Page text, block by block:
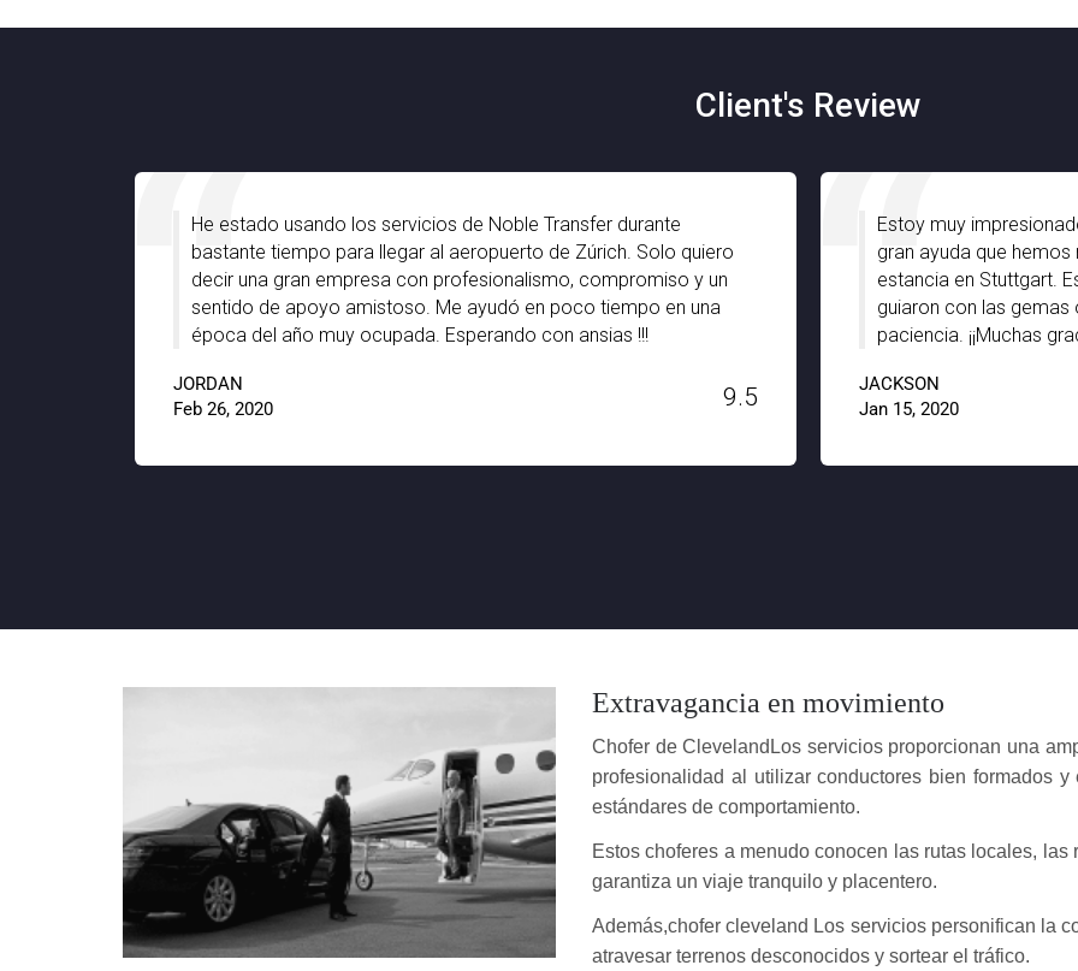
Client's Review
He estado usando los servicios de Noble Transfer durante
bastante tiempo para llegar al aeropuerto de Zúrich. Solo quiero
decir una gran empresa con profesionalismo, compromiso y un
sentido de apoyo amistoso. Me ayudó en poco tiempo en una
época del año muy ocupada. Esperando con ansias !!!
JORDAN
Feb 26, 2020
9.5
Estoy muy
gran ayuda que
estancia en Stuttgart.
guiaron con las
paciencia. ¡¡Muchas
JACKSON
Jan 15, 2020
Extravagancia en movimiento
Chofer de ClevelandLos servicios proporcionan una
profesionalidad al utilizar conductores bien formados
estándares de comportamiento.
Estos choferes a menudo conocen las rutas locales,
garantiza un viaje tranquilo y placentero.
Además,chofer cleveland Los servicios personifican la
atravesar terrenos desconocidos y sortear el tráfico.